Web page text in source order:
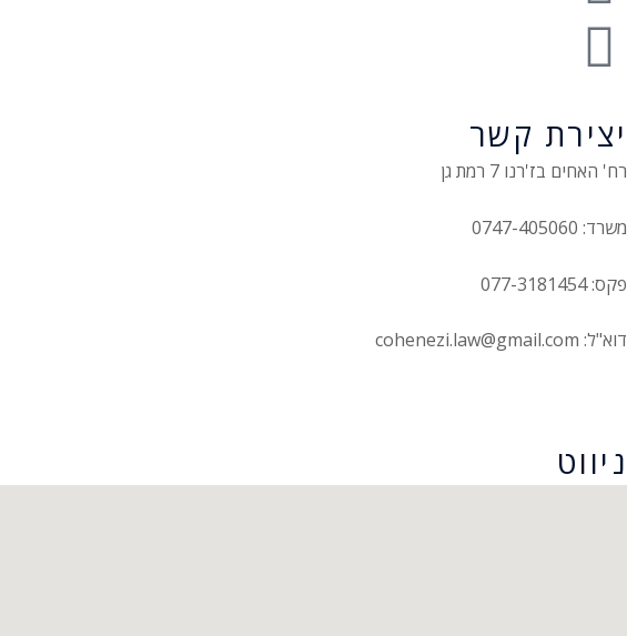
יצירת קשר
רח' האחים בז'רנו 7 רמת גן
משרד: 0747-405060
פקס: 077-3181454
דוא"ל: cohenezi.law@gmail.com
ניווט